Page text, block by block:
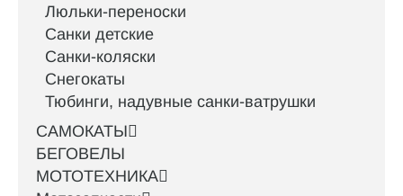
Люльки-переноски
Санки детские
Санки-коляски
Снегокаты
Тюбинги, надувные санки-ватрушки
САМОКАТЫ
БЕГОВЕЛЫ
МОТОТЕХНИКА